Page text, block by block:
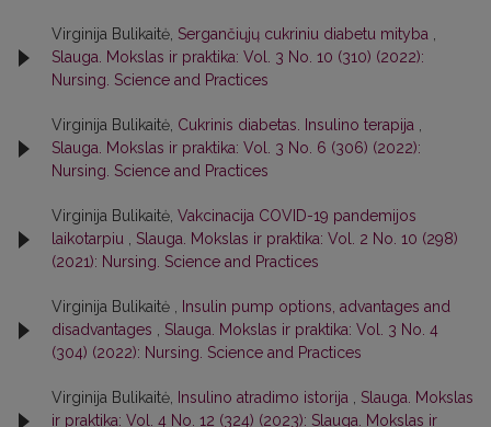
Virginija Bulikaitė, Sergančiųjų cukriniu diabetu mityba ,
Slauga. Mokslas ir praktika: Vol. 3 No. 10 (310) (2022):
Nursing. Science and Practices
Virginija Bulikaitė, Cukrinis diabetas. Insulino terapija ,
Slauga. Mokslas ir praktika: Vol. 3 No. 6 (306) (2022):
Nursing. Science and Practices
Virginija Bulikaitė, Vakcinacija COVID-19 pandemijos
laikotarpiu , Slauga. Mokslas ir praktika: Vol. 2 No. 10 (298)
(2021): Nursing. Science and Practices
Virginija Bulikaitė , Insulin pump options, advantages and
disadvantages , Slauga. Mokslas ir praktika: Vol. 3 No. 4
(304) (2022): Nursing. Science and Practices
Virginija Bulikaitė, Insulino atradimo istorija , Slauga. Mokslas
ir praktika: Vol. 4 No. 12 (324) (2023): Slauga. Mokslas ir